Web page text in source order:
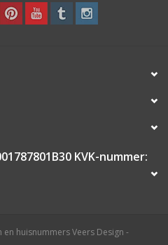
KVK-nummer:
huisnummers Veers Design -